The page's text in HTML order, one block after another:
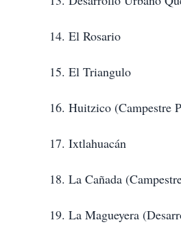
14. El Rosario
15. El Triangulo
16. Huitzico (Campestre
17. Ixtlahuacán
18. La Cañada
19. La Magueyera